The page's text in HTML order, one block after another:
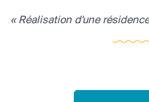
« Réalisation d'une